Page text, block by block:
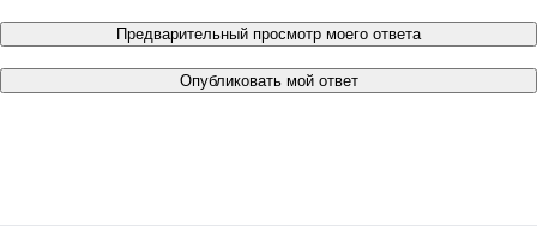
Предварительный просмотр моего ответа
Опубликовать мой ответ